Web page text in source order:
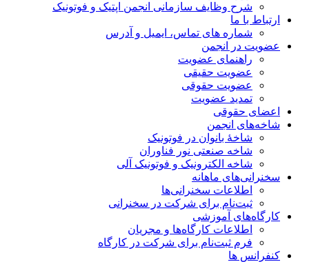
شرح وظایف سازمانی انجمن اپتیک و فوتونیک
ارتباط با ما
شماره های تماس، ایمیل و آدرس
عضویت در انجمن
راهنمای عضویت
عضویت حقیقی
عضویت حقوقی
تمدید عضویت
اعضای حقوقی
شاخه‌های انجمن
شاخۀ بانوان در فوتونیک
شاخه صنعتی نور فناوران
شاخه‌ الکترونیک و فوتونیک آلی
سخنرانی‌های ماهانه
اطلاعات سخنرانی‌‌ها
ثبت‌نام برای شرکت در سخنرانی
کارگاه‌های آموزشی
اطلاعات کارگاه‌ها و مجریان
فرم ثبت‌نام برای شرکت در کارگاه
کنفرانس ها